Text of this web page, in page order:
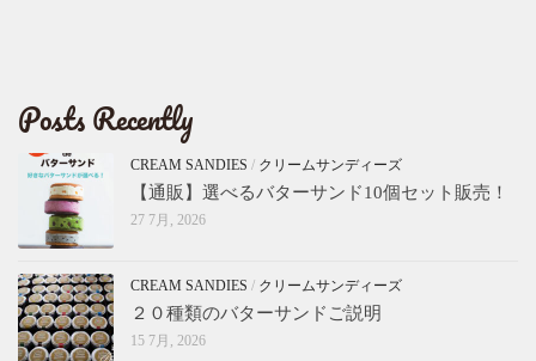
Posts Recently
CREAM SANDIES / クリームサンディーズ
【通販】選べるバターサンド10個セット販売！
27 7月, 2026
CREAM SANDIES / クリームサンディーズ
２０種類のバターサンドご説明
15 7月, 2026